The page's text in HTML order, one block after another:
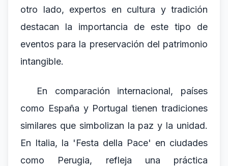
otro lado, expertos en cultura y tradición
destacan la importancia de este tipo de
eventos para la preservación del patrimonio
intangible.
En comparación internacional, países
como España y Portugal tienen tradiciones
similares que simbolizan la paz y la unidad.
En Italia, la 'Festa della Pace' en ciudades
como Perugia, refleja una práctica